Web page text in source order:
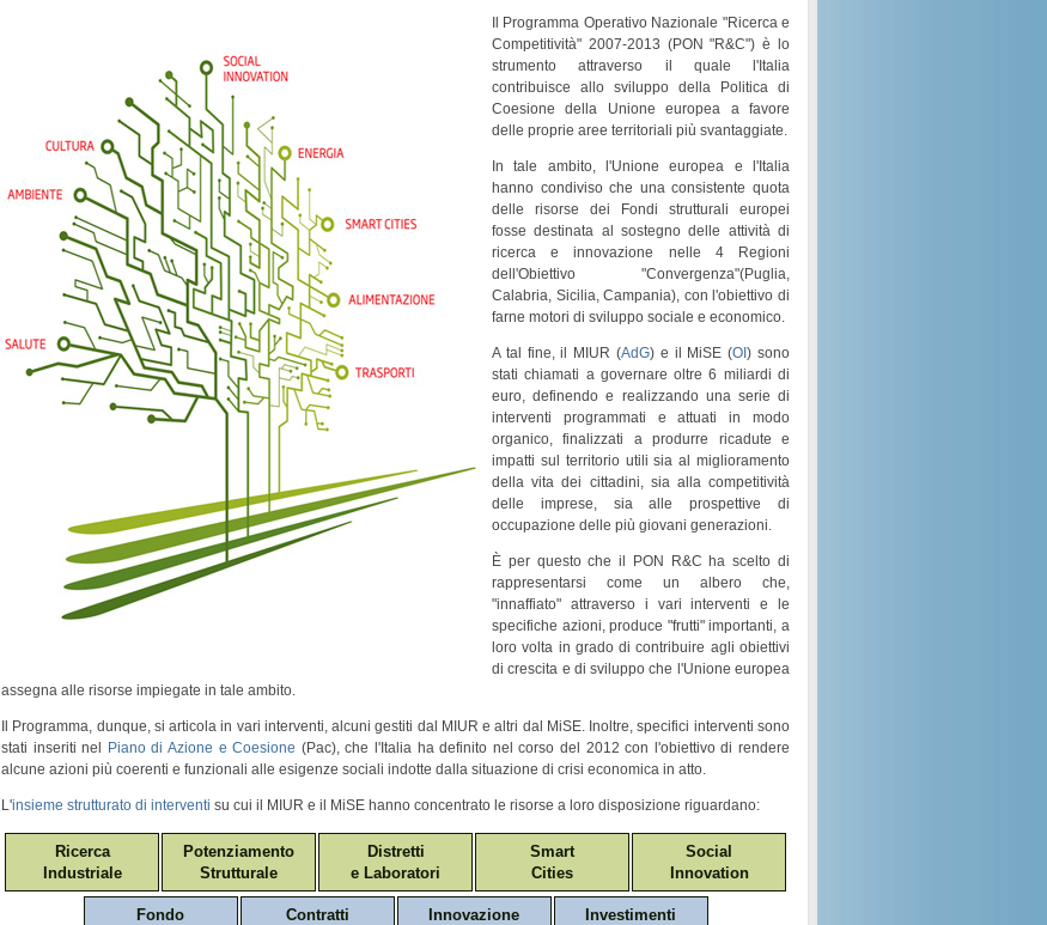
Il Programma Operativo Nazionale "Ricerca e
Competitività" 2007-2013 (PON "R&C") è lo
strumento attraverso il quale l'Italia
contribuisce allo sviluppo della Politica di
Coesione della Unione europea a favore
delle proprie aree territoriali più svantaggiate.
In tale ambito, l'Unione europea e l'Italia
hanno condiviso che una consistente quota
delle risorse dei Fondi strutturali europei
fosse destinata al sostegno delle attività di
ricerca e innovazione nelle 4 Regioni
dell'Obiettivo "Convergenza"(Puglia,
Calabria, Sicilia, Campania), con l'obiettivo di
farne motori di sviluppo sociale e economico.
A tal fine, il MIUR (AdG) e il MiSE (OI) sono
stati chiamati a governareoltre 6 miliardi di
euro, definendo e realizzando una serie di
interventi programmati e attuati in modo
organico, finalizzati a produrre ricadute e
impatti sul territorio utili sia al miglioramento
della vita dei cittadini, sia alla competitività
delle imprese, sia alle prospettive di
occupazione delle più giovani generazioni.
È per questo che il PON R&C ha scelto di
rappresentarsi come un albero che,
"innaffiato" attraverso i variinterventi e le
specifiche azioni, produce "frutti" importanti, a
loro volta in grado di contribuire agli obiettivi
dicrescita e di sviluppo che l'Unione europea
assegna alle risorse impiegate in tale ambito.
Il Programma, dunque, si articola in vari interventi, alcuni gestiti dal MIUR e altri dal MiSE. Inoltre, specifici interventi sono
stati inseriti nel Piano di Azione e Coesione (Pac), che l'Italia ha definito nel corso del 2012 con l'obiettivo di rendere
alcune azioni più coerenti e funzionali alle esigenze sociali indotte dalla situazione di crisi economica in atto.
L'insieme strutturato di interventi su cui il MIUR e il MiSE hanno concentrato le risorse a loro disposizione riguardano:
Ricerca
Industriale
Potenziamento
Strutturale
Distretti
e Laboratori
Smart
Cities
Social
Innovation
Fondo
Contratti
Innovazione
Investimenti